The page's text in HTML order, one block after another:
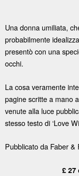
Una donna umiliata,
probabilmente
presentò con una
occhi.
La cosa veramente
pagine scritte a mano
venute alla luce
stesso testo di ‘Love
Pubblicato da Faber &
£